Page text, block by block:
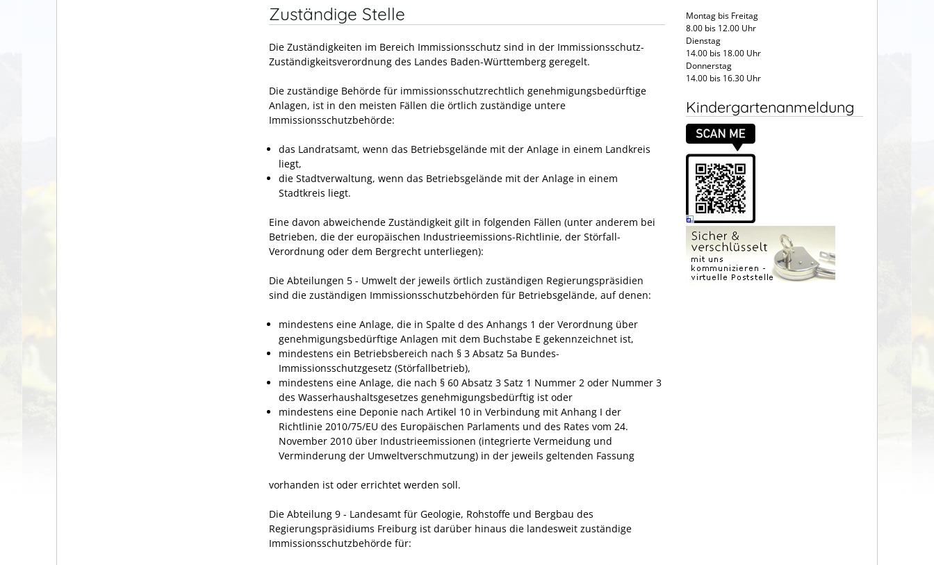
Zuständige Stelle
Die Zuständigkeiten im Bereich Immissionsschutz sind in der Immissionsschutz-
Zuständigkeitsverordnung des Landes Baden-Württemberg geregelt.
Die zuständige Behörde für immissionsschutzrechtlich genehmigungsbedürftige
Anlagen, ist in den meisten Fällen die örtlich zuständige untere
Immissionsschutzbehörde:
das Landratsamt, wenn das Betriebsgelände mit der Anlage in einem Landkreis
liegt,
die Stadtverwaltung, wenn das Betriebsgelände mit der Anlage in einem
Stadtkreis liegt.
Eine davon abweichende Zuständigkeit gilt in folgenden Fällen (unter anderem bei
Betrieben, die der europäischen Industrieemissions-Richtlinie, der Störfall-
Verordnung oder dem Bergrecht unterliegen):
Die Abteilungen 5 - Umwelt der jeweils örtlich zuständigen Regierungspräsidien
sind die zuständigen Immissionsschutzbehörden für Betriebsgelände, auf denen:
mindestens eine Anlage, die in Spalte d des Anhangs 1 der Verordnung über
genehmigungsbedürftige Anlagen mit dem Buchstabe E gekennzeichnet ist,
mindestens ein Betriebsbereich nach § 3 Absatz 5a Bundes-
Immissionsschutzgesetz (Störfallbetrieb),
mindestens eine Anlage, die nach § 60 Absatz 3 Satz 1 Nummer 2 oder Nummer 3
des Wasserhaushaltsgesetzes genehmigungsbedürftig ist oder
mindestens eine Deponie nach Artikel 10 in Verbindung mit Anhang I der
Richtlinie 2010/75/EU des Europäischen Parlaments und des Rates vom 24.
November 2010 über Industrieemissionen (integrierte Vermeidung und
Verminderung der Umweltverschmutzung) in der jeweils geltenden Fassung
vorhanden ist oder errichtet werden soll.
Die Abteilung 9 - Landesamt für Geologie, Rohstoffe und Bergbau des
Regierungspräsidiums Freiburg ist darüber hinaus die landesweit zuständige
Immissionsschutzbehörde für:
Montag bis Freitag
8.00 bis 12.00 Uhr
Dienstag
14.00 bis 18.00 Uhr
Donnerstag
14.00 bis 16.30 Uhr
Kindergartenanmeldung